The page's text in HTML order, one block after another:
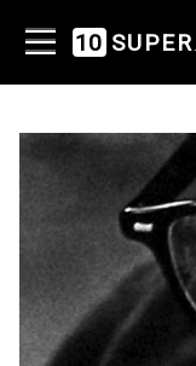
10 SUPER